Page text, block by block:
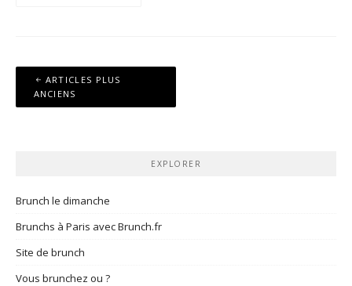
Navigation
des
ARTICLES PLUS
ANCIENS
EXPLORER
Brunch le dimanche
Brunchs à Paris avec Brunch.fr
Site de brunch
Vous brunchez ou ?